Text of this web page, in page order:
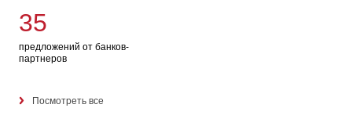
35
предложений от банков-
партнеров
Посмотреть все